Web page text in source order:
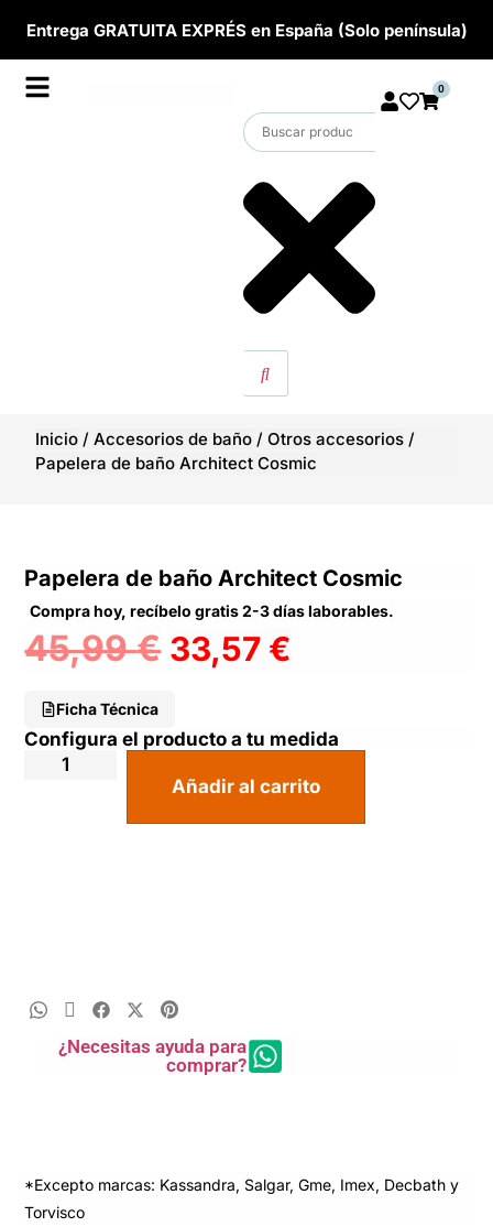
Entrega GRATUITA EXPRÉS en España (Solo península)
0
Inicio /Accesorios de baño /Otros accesorios /
Papelera de baño Architect Cosmic
Papelera de baño Architect Cosmic
Compra hoy, recíbelo gratis 2-3 días laborables.
45,99€ 33,57 €
Ficha Técnica
Configura el producto a tu medida
Añadir al carrito
¿Necesitas ayuda para
comprar?
*Excepto marcas: Kassandra, Salgar, Gme, Imex, Decbath y
Torvisco